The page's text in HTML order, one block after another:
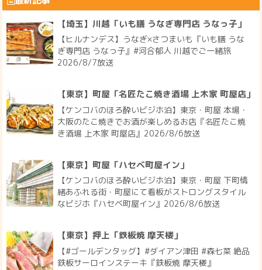
【埼玉】川越「いも膳 うなぎ専門店 うなっ子」
【ヒルナンデス】うなぎ×さつまいも『いも膳 うな
ぎ専門店 うなっ子』#河合郁人 川越でご一緒旅
2026/8/7放送
【東京】町屋「名匠たこ焼き酒場 上木家 町屋店」
【ケンコバのほろ酔いビジホ泊】東京・町屋 本場・
大阪のたこ焼きでお酒が楽しめるお店『名匠たこ焼
き酒場 上木家 町屋店』2026/8/6放送
【東京】町屋「ハセベ町屋イン」
【ケンコバのほろ酔いビジホ泊】東京・町屋 下町情
緒あふれる街・町屋にて看板がストロングスタイル
なビジホ『ハセベ町屋イン』2026/8/6放送
【東京】押上「鉄板焼 摩天楼」
【#ゴールデンタッグ】#ダイアン津田 #森七菜 絶品
鉄板サーロインステーキ『鉄板焼 摩天楼』